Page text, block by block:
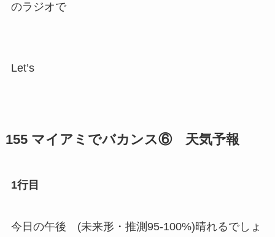
のラジオで
Let’s
155 マイアミでバカンス⑥ 天気予報
1行目
今日の午後 (未来形・推測95-100%)晴れるでしょ